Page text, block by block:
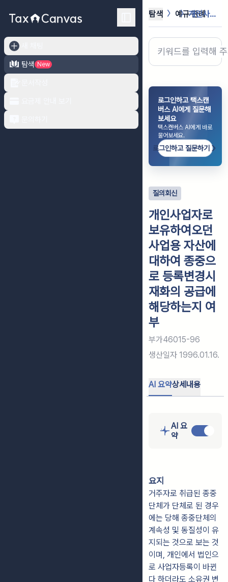
탐색
New
탐색 예규·판례 개인사업자로 보유하여오던 사업용 자산...
로그인하고 택스캔
버스 AI에게 질문해
보세요
택스캔버스 AI에게 바로
물어보세요.
로그인하고 질문하기
질의회신
개인사업자로
보유하여오던
사업용 자산에
대하여 종중으
로 등록변경시
재화의 공급에
해당하는지 여
부
부가46015-96
생산일자 1996.01.16.
AI 요약상세내용
AI 요
약
요지
거주자로 취급된 종중
단체가 단체로 된 경우
에는 당해 종중단체의
계속성 및 동질성이 유
지되는 것으로 보는 것
이며, 개인에서 법인으
로 사업자등록이 바뀐
다 하더라도 소유권 변